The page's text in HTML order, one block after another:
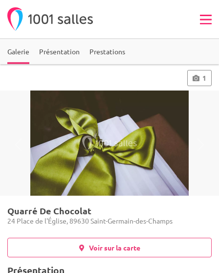
Galerie Présentation Prestations
1
Quarré De Chocolat
24 Place de l'Église, 89630 Saint-Germain-des-Champs
Voir sur la carte
Présentation